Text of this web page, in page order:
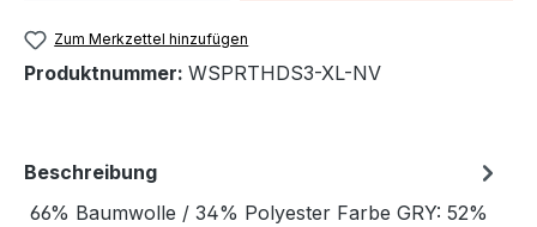
Zum Merkzettel hinzufügen
Produktnummer: WSPRTHDS3-XL-NV
Beschreibung
66% Baumwolle / 34% Polyester Farbe GRY: 52%